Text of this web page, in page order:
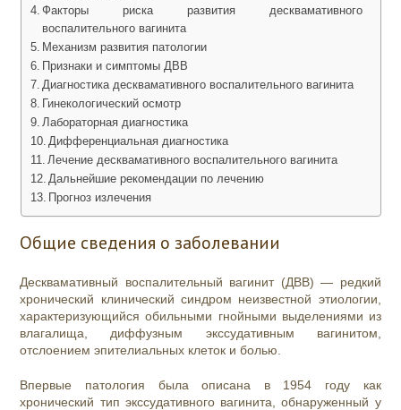
Факторы риска развития десквамативного
воспалительного вагинита
Механизм развития патологии
Признаки и симптомы ДВВ
Диагностика десквамативного воспалительного вагинита
Гинекологический осмотр
Лабораторная диагностика
Дифференциальная диагностика
Лечение десквамативного воспалительного вагинита
Дальнейшие рекомендации по лечению
Прогноз излечения
Общие сведения о заболевании
Десквамативный воспалительный вагинит (ДВВ) — редкий
хронический клинический синдром неизвестной этиологии,
характеризующийся обильными гнойными выделениями из
влагалища, диффузным экссудативным вагинитом,
отслоением эпителиальных клеток и болью.
Впервые патология была описана в 1954 году как
хронический тип экссудативного вагинита, обнаруженный у